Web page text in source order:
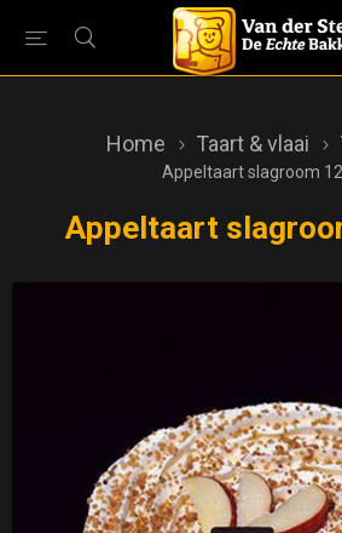
Home Taart & vlaai
Appeltaart slagroom
Appeltaart